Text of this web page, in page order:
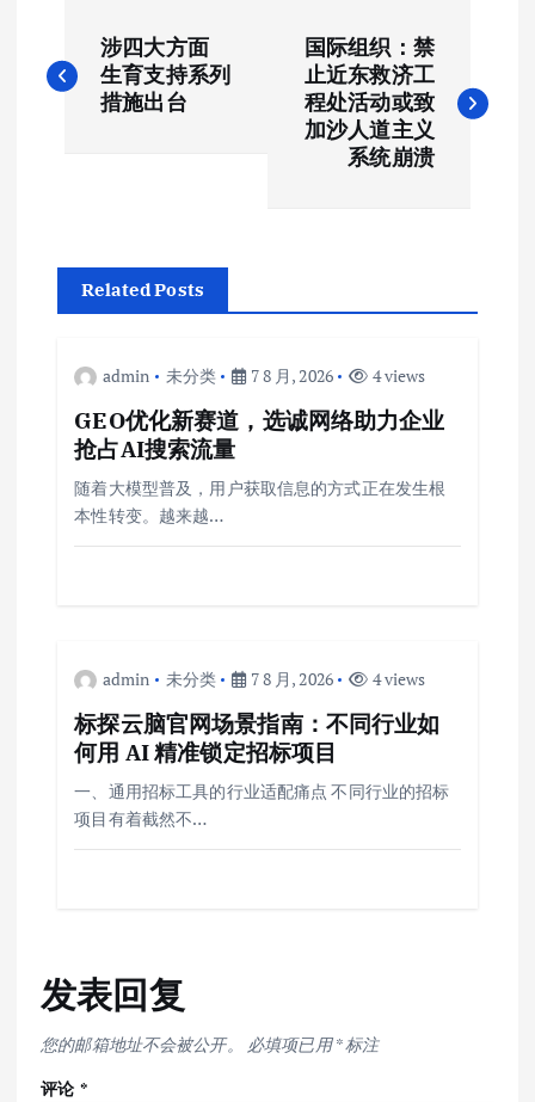
章
涉四大方面
生育支持系列
措施出台
国际组织：禁
止近东救济工
程处活动或致
加沙人道主义
系统崩溃
Related Posts
admin 未分类 7 8 月, 2026 4 views
GEO优化新赛道，选诚网络助力企业
抢占AI搜索流量
随着大模型普及，用户获取信息的方式正在发生根
本性转变。越来越…
admin 未分类 7 8 月, 2026 4 views
标探云脑官网场景指南：不同行业如
何用 AI 精准锁定招标项目
一、通用招标工具的行业适配痛点 不同行业的招标
项目有着截然不…
发表回复
您的邮箱地址不会被公开。 必填项已用*标注
评论 *